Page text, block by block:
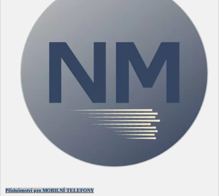
Příslušenství pro MOBILNÍ TELEFONY